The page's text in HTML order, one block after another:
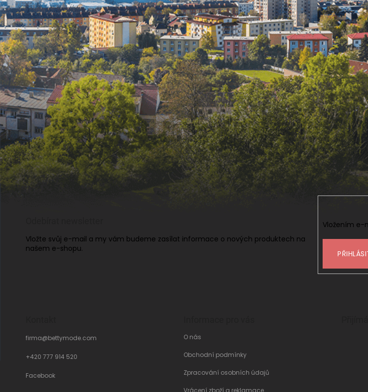
Vložte svůj e-mail a my vám budeme zasílat informace o nových produktech na
našem e-shopu.
Vložením e-
firma@bettymode.com
+420 777 914 520
Facebook
O nás
Obchodní podmínky
Zpracování osobních údajů